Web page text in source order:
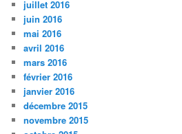
juillet 2016
juin 2016
mai 2016
avril 2016
mars 2016
février 2016
janvier 2016
décembre 2015
novembre 2015